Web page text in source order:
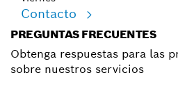
Contacto
PREGUNTAS FRECUENTES
Obtenga respuestas para las
sobre nuestros servicios